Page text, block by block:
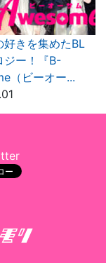
好きを集めたBL
ジー！『B-
（ビーオー...